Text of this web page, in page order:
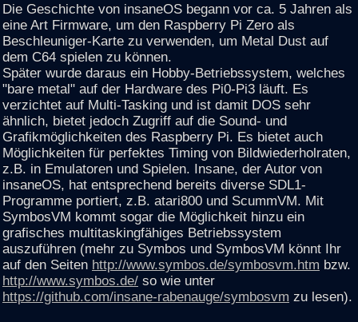
Die Geschichte von insaneOS begann vor ca. 5 Jahren als
eine Art Firmware, um den Raspberry Pi Zero als
Beschleuniger-Karte zu verwenden, um Metal Dust auf
dem C64 spielen zu können.
Später wurde daraus ein Hobby-Betriebssystem, welches
"bare metal" auf der Hardware des Pi0-Pi3 läuft. Es
verzichtet auf Multi-Tasking und ist damit DOS sehr
ähnlich, bietet jedoch Zugriff auf die Sound- und
Grafikmöglichkeiten des Raspberry Pi. Es bietet auch
Möglichkeiten für perfektes Timing von Bildwiederholraten,
z.B. in Emulatoren und Spielen. Insane, der Autor von
insaneOS, hat entsprechend bereits diverse SDL1-
Programme portiert, z.B. atari800 und ScummVM. Mit
SymbosVM kommt sogar die Möglichkeit hinzu ein
grafisches multitaskingfähiges Betriebssystem
auszuführen (mehr zu Symbos und SymbosVM könnt Ihr
auf den Seiten http://www.symbos.de/symbosvm.htm bzw.
http://www.symbos.de/ so wie unter
https://github.com/insane-rabenauge/symbosvm zu lesen).